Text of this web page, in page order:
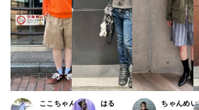
ここちゃん
はる
ちゃんめい